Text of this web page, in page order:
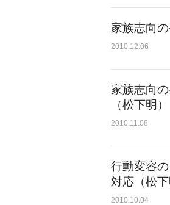
家族志向
2010.12.06
家族志向
（松下明）
2010.11.08
行動変容
対応（松下
2010.10.04